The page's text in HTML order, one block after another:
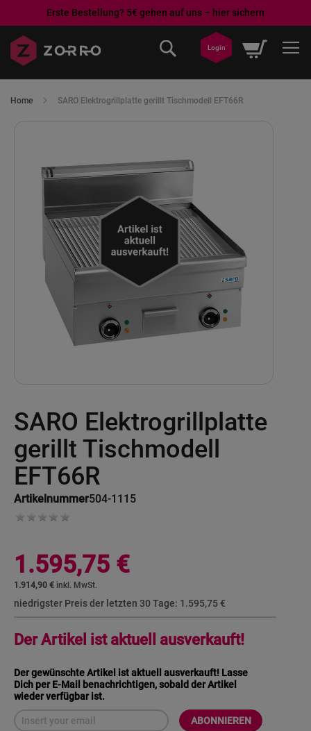
Erste Bestellung? 5€ gehen auf uns – hier sichern
zum
Mein
Login
Home SARO Elektrogrillplatte gerillt Tischmodell EFT66R
SARO Elektrogrillplatte
gerillt Tischmodell
EFT66R
Artikelnummer504-1115
images
to
the
beginning
of
the
images
gallery
1.914,90 €
1.595,75 €
niedrigster Preis der letzten 30 Tage: 1.595,75 €
Der Artikel ist aktuell ausverkauft!
Der gewünschte Artikel ist aktuell ausverkauft! Lasse
Dich per E-Mail benachrichtigen, sobald der Artikel
wieder verfügbar ist.
ABONNIEREN